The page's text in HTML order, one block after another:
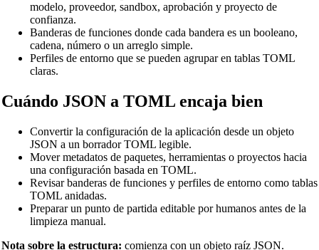
Convertidor de peso
Convertidor de temperatura
Convertidor de Volumen
Convertidor de volumen seco
Convertidor de energía
Convertidor de almacenamiento de datos
Conversor de consumo de combustible
Convertidor de Potencia
Conversor de presión
modelo, proveedor, sandbox, aprobación y proyecto de
confianza.
Banderas de funciones donde cada bandera es un booleano,
cadena, número o un arreglo simple.
Perfiles de entorno que se pueden agrupar en tablas TOML
claras.
Cuándo JSON a TOML encaja bien
Convertir la configuración de la aplicación desde un objeto
JSON a un borrador TOML legible.
Mover metadatos de paquetes, herramientas o proyectos hacia
una configuración basada en TOML.
Revisar banderas de funciones y perfiles de entorno como tablas
TOML anidadas.
Preparar un punto de partida editable por humanos antes de la
limpieza manual.
Nota sobre la estructura: comienza con un objeto raíz JSON.